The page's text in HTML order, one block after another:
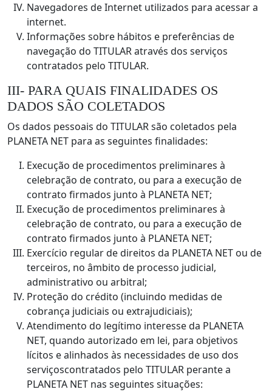
Navegadores de Internet utilizados para acessar a
internet.
Informações sobre hábitos e preferências de
navegação do TITULAR através dos serviços
contratados pelo TITULAR.
III- PARA QUAIS FINALIDADES OS
DADOS SÃO COLETADOS
Os dados pessoais do TITULAR são coletados pela
PLANETA NET para as seguintes finalidades:
Execução de procedimentos preliminares à
celebração de contrato, ou para a execução de
contrato firmados junto à PLANETA NET;
Execução de procedimentos preliminares à
celebração de contrato, ou para a execução de
contrato firmados junto à PLANETA NET;
Exercício regular de direitos da PLANETA NET ou de
terceiros, no âmbito de processo judicial,
administrativo ou arbitral;
Proteção do crédito (incluindo medidas de
cobrança judiciais ou extrajudiciais);
Atendimento do legítimo interesse da PLANETA
NET, quando autorizado em lei, para objetivos
lícitos e alinhados às necessidades de uso dos
serviçoscontratados pelo TITULAR perante a
PLANETA NET nas seguintes situações: